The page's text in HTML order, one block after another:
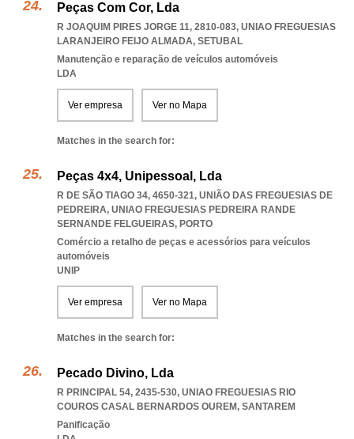
Peças Com Cor, Lda
R JOAQUIM PIRES JORGE 11, 2810-083, UNIAO FREGUESIAS
LARANJEIRO FEIJO ALMADA, SETUBAL
Manutenção e reparação de veículos automóveis
LDA
Ver empresa Ver no Mapa
Matches in the search for:
Peças 4x4, Unipessoal, Lda
R DE SÃO TIAGO 34, 4650-321, UNIÃO DAS FREGUESIAS DE
PEDREIRA, UNIAO FREGUESIAS PEDREIRA RANDE
SERNANDE FELGUEIRAS, PORTO
Comércio a retalho de peças e acessórios para veículos
automóveis
UNIP
Ver empresa Ver no Mapa
Matches in the search for:
Pecado Divino, Lda
R PRINCIPAL 54, 2435-530, UNIAO FREGUESIAS RIO
COUROS CASAL BERNARDOS OUREM, SANTAREM
Panificação